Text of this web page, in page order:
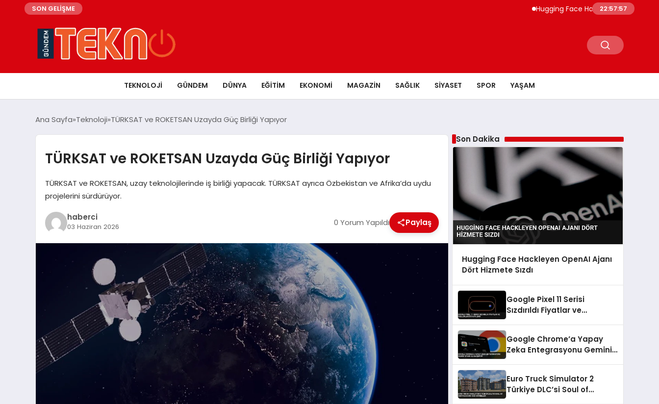
SON GELİŞME Hugging Face Hackleyen OpenAI Ajanı
22:57:58
TEKNOLOJI GÜNDEM DÜNYA EĞITIM EKONOMI MAGAZIN SAĞLIK SIYASET SPOR YAŞAM
Ana Sayfa Teknoloji TÜRKSAT ve ROKETSAN Uzayda Güç Birliği Yapıyor
TÜRKSAT ve ROKETSAN Uzayda Güç Birliği Yapıyor
TÜRKSAT ve ROKETSAN, uzay teknolojilerinde iş birliği yapacak. TÜRKSAT ayrıca Özbekistan ve Afrika’da uydu
projelerini sürdürüyor.
haberci
03 Haziran 2026 0 Yorum Yapıldı Paylaş
Son Dakika
Hugging Face Hackleyen OpenAI Ajanı
Dört Hizmete Sızdı
Google Pixel 11 Serisi
Sızdırıldı Fiyatlar ve
Google Chrome’a Yapay
Zeka Entegrasyonu Gemini
Euro Truck Simulator 2
Türkiye DLC’si Soul of